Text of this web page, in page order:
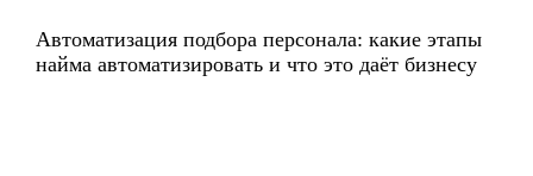
Автоматизация подбора персонала: какие этапы
найма автоматизировать и что это даёт бизнесу